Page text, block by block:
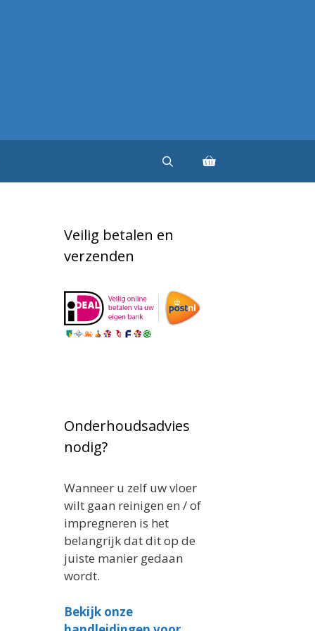
Veilig betalen en
verzenden
Onderhoudsadvies
nodig?
Wanneer u zelf uw vloer
wilt gaan reinigen en / of
impregneren is het
belangrijk dat dit op de
juiste manier gedaan
wordt.
Bekijk onze